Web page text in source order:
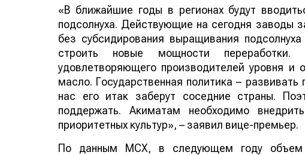
«В ближайшие годы в регионах будут
подсолнуха. Действующие на сегодня заводы
без субсидирования выращивания
строить новые мощности
удовлетворяющего производителей уровня и
масло. Государственная политика –
нас его итак заберут соседние страны.
поддержать. Акиматам необходимо
приоритетных культур», – заявил вице-премьер.
По данным МСХ, в следующем году объем